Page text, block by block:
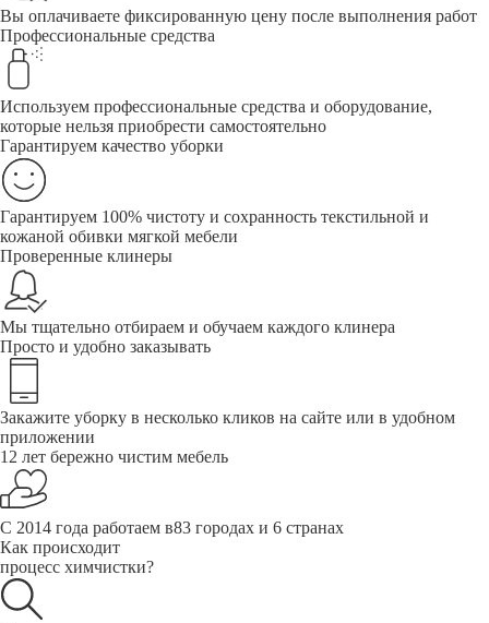
Вы оплачиваете фиксированную цену после выполнения работ
Профессиональные средства
Используем профессиональные средства и оборудование,
которые нельзя приобрести самостоятельно
Гарантируем качество уборки
Гарантируем 100% чистоту и сохранность текстильной и
кожаной обивки мягкой мебели
Проверенные клинеры
Мы тщательно отбираем и обучаем каждого клинера
Просто и удобно заказывать
Закажите уборку в несколько кликов на сайте или в удобном
приложении
12 лет бережно чистим мебель
С 2014 года работаем в83 городах и 6 странах
Как происходит
процесс химчистки?